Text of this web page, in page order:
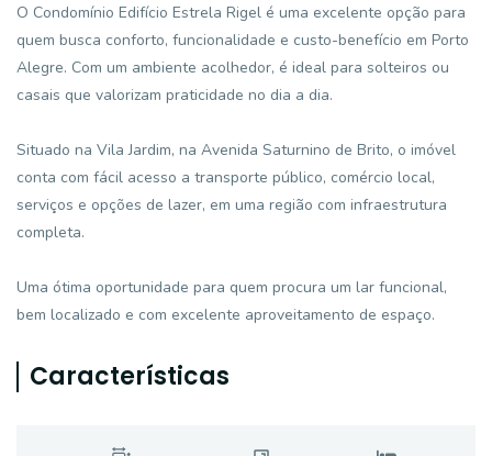
O Condomínio Edifício Estrela Rigel é uma excelente opção para
quem busca conforto, funcionalidade e custo-benefício em Porto
Alegre. Com um ambiente acolhedor, é ideal para solteiros ou
casais que valorizam praticidade no dia a dia.
Situado na Vila Jardim, na Avenida Saturnino de Brito, o imóvel
conta com fácil acesso a transporte público, comércio local,
serviços e opções de lazer, em uma região com infraestrutura
completa.
Uma ótima oportunidade para quem procura um lar funcional,
bem localizado e com excelente aproveitamento de espaço.
Características